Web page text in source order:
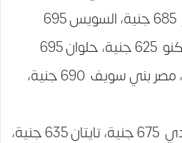
سيناء 670 جنية، الفاخر 685 جنية، السويس 695
جنية، طرة 695 جنية، تكنو 625 جنية، حلوان 695
جنية، شورى 665 جنية، مصر بني سويف 690 جنية،
سعر أسمنت جنوب الوادي 675 جنية، تايتان 635 جنية،